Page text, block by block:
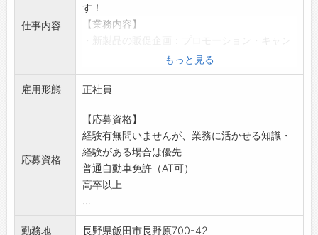
入・価格交渉を行います。
先生と事務局の間に立って仲介する業務もあり
※他にも立会いの際に、機器の取り扱い説明を
行う場合もあります。
↓
・17:00 症例の立会い終了
症例の振り返りや、今後について話します。
先生からニーズをお聞きしたり、新しい製品の
提案などもこのタイミングで行います。
医療機器メーカーと先生の仲介を行う場合もあ
ります。
↓
仕事内容
す！
【業務内容】
・販売データ、市場動向の分析による販促企画
の立案
・各種販促ツール（ＰＯＰ、ポスターなど）の
企画や作成
・自社ウェブサイト、ＳＮＳの運営と更新
・展示会、実釣会、店頭イベントの企画と運営
サポート
◆経験有無問いませんが、業務に活かせる知
識・経験がある場合は優先します。
【取り扱い製品】
もっと見る
雇用形態 正社員
応募資格
【応募資格】
経験有無問いませんが、業務に活かせる知識・
経験がある場合は優先
普通自動車免許（AT可）
高卒以上
...
勤務地 長野県飯田市長野原700-42